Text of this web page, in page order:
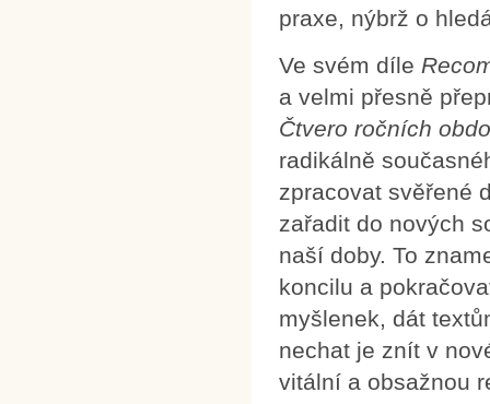
praxe, nýbrž o
Ve svém díle
a velmi přesně
Čtvero ročních
radikálně
zpracovat svěřené
zařadit do nových
naší doby. To
koncilu a
myšlenek, dát
nechat je znít v
vitální a obsažnou